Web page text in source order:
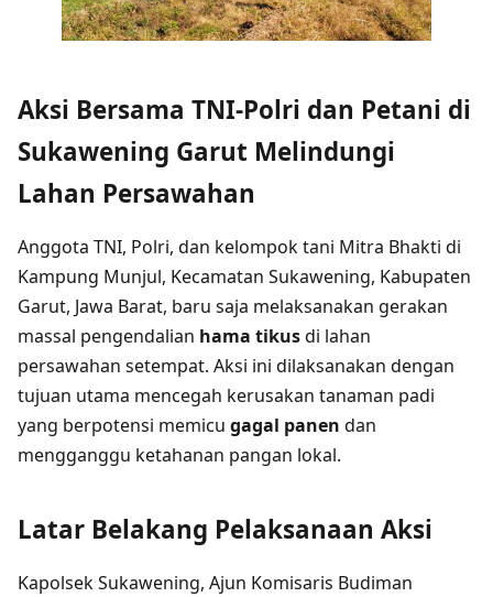
Aksi Bersama TNI-Polri dan Petani di
Sukawening Garut Melindungi
Lahan Persawahan
Anggota TNI, Polri, dan kelompok tani Mitra Bhakti di
Kampung Munjul, Kecamatan Sukawening, Kabupaten
Garut, Jawa Barat, baru saja melaksanakan gerakan
massal pengendalian hama tikusdi lahan
persawahan setempat. Aksi ini dilaksanakan dengan
tujuan utama mencegah kerusakan tanaman padi
yang berpotensi memicu gagal panen dan
mengganggu ketahanan pangan lokal.
Latar Belakang Pelaksanaan Aksi
Kapolsek Sukawening, Ajun Komisaris Budiman